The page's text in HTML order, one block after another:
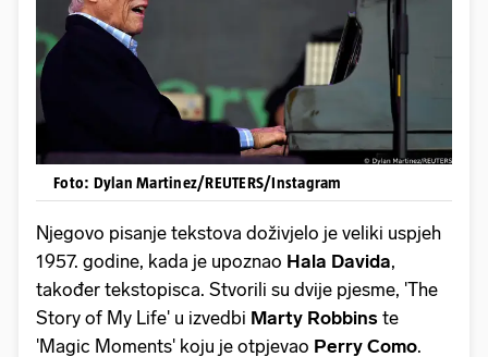
Foto: Dylan Martinez/REUTERS/Instagram
Njegovo pisanje tekstova doživjelo je veliki uspjeh
1957. godine, kada je upoznao Hala Davida,
također tekstopisca. Stvorili su dvije pjesme, 'The
Story of My Life' u izvedbi Marty Robbins te
'Magic Moments' koju je otpjevao Perry Como.